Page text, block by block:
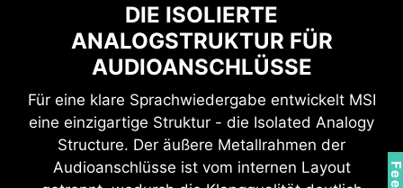
DIE ISOLIERTE
ANALOGSTRUKTUR FÜR
AUDIOANSCHLÜSSE
Für eine klare Sprachwiedergabe entwickelt MSI
eine einzigartige Struktur - die Isolated Analogy
Structure. Der äußere Metallrahmen der
Audioanschlüsse ist vom internen Layout
ist kompatibel mit ARGB Gen2 / Gen1 Geräten.
*Gen2-Geräte unterstützen nur 7 RGB-Themen.
Wi-Fi 7
Bluetooth 5.4
2,5G LAN
Dual-Band Antenne